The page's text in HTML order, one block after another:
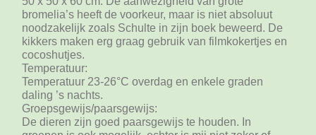
bromelia’s heeft de voorkeur, maar is niet absoluut
noodzakelijk zoals Schulte in zijn boek beweerd. De
kikkers maken erg graag gebruik van filmkokertjes en
cocoshutjes.
Temperatuur:
Temperatuur 23-26°C overdag en enkele graden
daling ’s nachts.
Groepsgewijs/paarsgewijs:
De dieren zijn goed paarsgewijs te houden. In